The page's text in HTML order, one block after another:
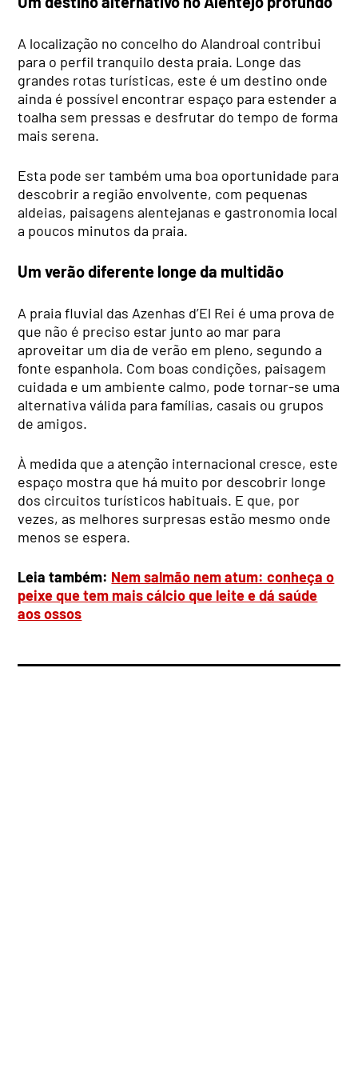
A localização no concelho do Alandroal contribui
para o perfil tranquilo desta praia. Longe das
grandes rotas turísticas, este é um destino onde
ainda é possível encontrar espaço para estender a
toalha sem pressas e desfrutar do tempo de forma
mais serena.
Esta pode ser também uma boa oportunidade para
descobrir a região envolvente, com pequenas
aldeias, paisagens alentejanas e gastronomia local
a poucos minutos da praia.
Um verão diferente longe da multidão
A praia fluvial das Azenhas d’El Rei é uma prova de
que não é preciso estar junto ao mar para
aproveitar um dia de verão em pleno, segundo a
fonte espanhola. Com boas condições, paisagem
cuidada e um ambiente calmo, pode tornar-se uma
alternativa válida para famílias, casais ou grupos
de amigos.
À medida que a atenção internacional cresce, este
espaço mostra que há muito por descobrir longe
dos circuitos turísticos habituais. E que, por
vezes, as melhores surpresas estão mesmo onde
menos se espera.
Leia também: Nem salmão nem atum: conheça o
peixe que tem mais cálcio que leite e dá saúde
aos ossos